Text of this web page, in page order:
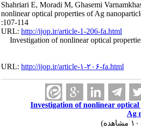
Shahriari E, Moradi M, Ghasemi
nonlinear optical properties of Ag
:107-114
URL:http://ijop.ir/article-1-206-fa.html
Investigation of nonlinear optical
URL:http://ijop.ir/article-۱-۲۰۶-fa.html
Investigation of nonlinear